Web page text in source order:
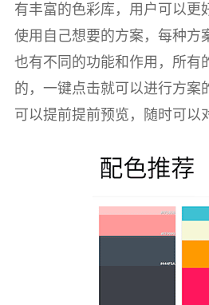
有丰富的色彩库，用户可以更
使用自己想要的方案，每种方
也有不同的功能和作用，所有
的，一键点击就可以进行方案
可以提前提前预览，随时可以